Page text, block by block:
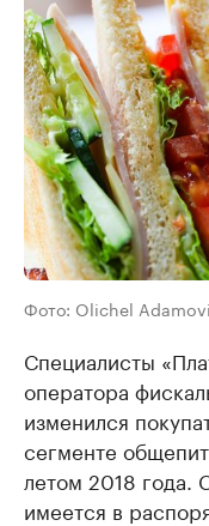
Фото: Olichel
Специалисты
оператора
изменился
сегменте
летом 2018 года.
имеется в